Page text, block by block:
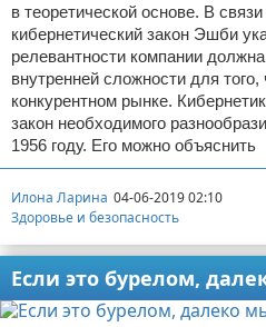
в теоретической основе. В
кибернетический закон Эшби
релевантности компании
внутренней сложности для
конкурентном рынке.
закон необходимого
1956 году. Его можно объяснить
Илона Ларина 04-06-2019 02:10
Здоровье и безопасность
Если это бурелом,